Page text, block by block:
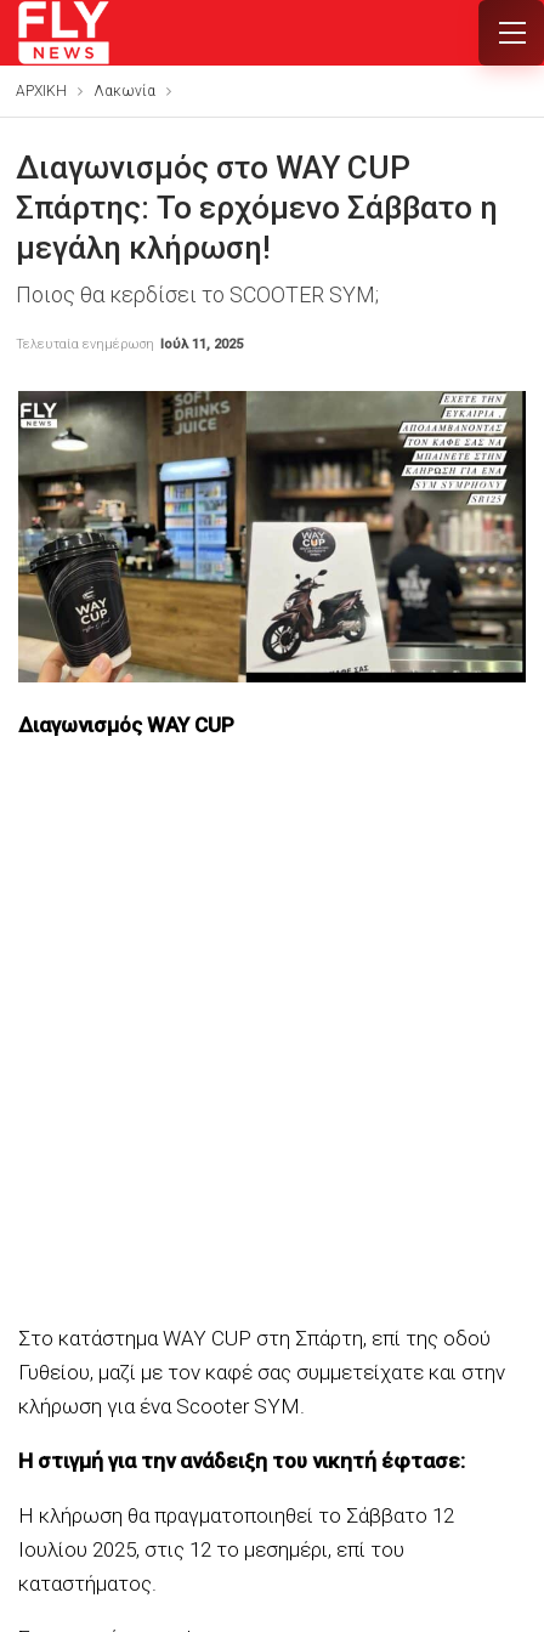
ΑΡΧΙΚΗ Λακωνία
Διαγωνισμός στο WAY CUP
Σπάρτης: Το ερχόμενο Σάββατο η
μεγάλη κλήρωση!
Ποιος θα κερδίσει το SCOOTER SYM;
Τελευταία ενημέρωση Ιούλ 11, 2025
Διαγωνισμός WAY CUP
Στο κατάστημα WAY CUP στη Σπάρτη, επί της οδού
Γυθείου, μαζί με τον καφέ σας συμμετείχατε και στην
κλήρωση για ένα Scooter SYM.
Η στιγμή για την ανάδειξη του νικητή έφτασε:
Η κλήρωση θα πραγματοποιηθεί το Σάββατο 12
Ιουλίου 2025, στις 12 το μεσημέρι, επί του
καταστήματος.